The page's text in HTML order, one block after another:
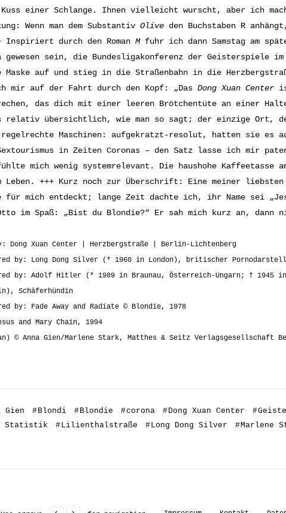
Kuss einer Schlange. Ihnen vielleicht wurscht, aber ich
Wenn man dem Substantiv Olive den Buchstaben R
Inspiriert durch den Roman Mfuhr ich dann Samstag am
gewesen sein, die Bundesligakonferenz der Geisterspiele
auf und stieg in die Straßenbahn in die
mir auf der Fahrt durch den Kopf: „Das Dong Xuan Center
das dich mit einer leeren Brötchentüte an einer
relativ übersichtlich, wie man so sagt; der einzige Ort,
regelrechte Maschinen: aufgekratzt-resolut, hatten sie
in Zeiten Coronas – den Satz lasse ich mir
mich wenig systemrelevant. Die haushohe Kaffeetasse
Leben. +++ Kurz noch zur Überschrift: Eine meiner
für mich entdeckt; lange Zeit dachte ich, ihr Name sei
im Spaß: „Bist du Blondie?“ Er sah mich kurz an, dann
Dong Xuan Center | Herzbergstraße | Berlin-Lichtenberg
by: Long Dong Silver (* 1960 in London), britischer
by: Adolf Hitler (* 1989 in Braunau, Österreich-Ungarn; † 1945
Schäferhündin
by: Fade Away and Radiate © Blondie, 1978
and Mary Chain, 1994
© Anna Gien/Marlene Stark, Matthes & Seitz Verlagsgesellschaft
Gien #Blondi #Blondie #corona #Dong Xuan Center #
Statistik #Lilienthalstraße #Long Dong Silver #Marlene